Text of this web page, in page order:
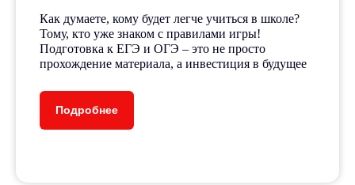
Как думаете, кому будет легче учиться в школе?
Тому, кто уже знаком с правилами игры!
Подготовка к ЕГЭ и ОГЭ – это не просто
прохождение материала, а инвестиция в будущее
Подробнее
250+
детей ежегодно
15+